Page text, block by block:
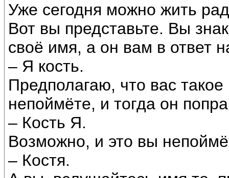
Уже сегодня можно жить
Вот вы представьте. Вы
своё имя, а он вам в ответ
– Я кость.
Предполагаю, что вас
непоймёте, и тогда он
– Кость Я.
Возможно, и это вы
– Костя.